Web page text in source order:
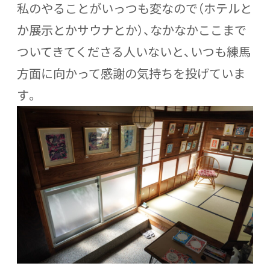
私のやることがいっつも変なので（ホテルと
か展示とかサウナとか）、なかなかここまで
ついてきてくださる人いないと、いつも練馬
方面に向かって感謝の気持ちを投げていま
す。